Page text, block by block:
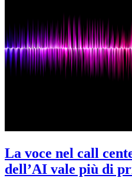
La voce nel call
dell’AI vale più di